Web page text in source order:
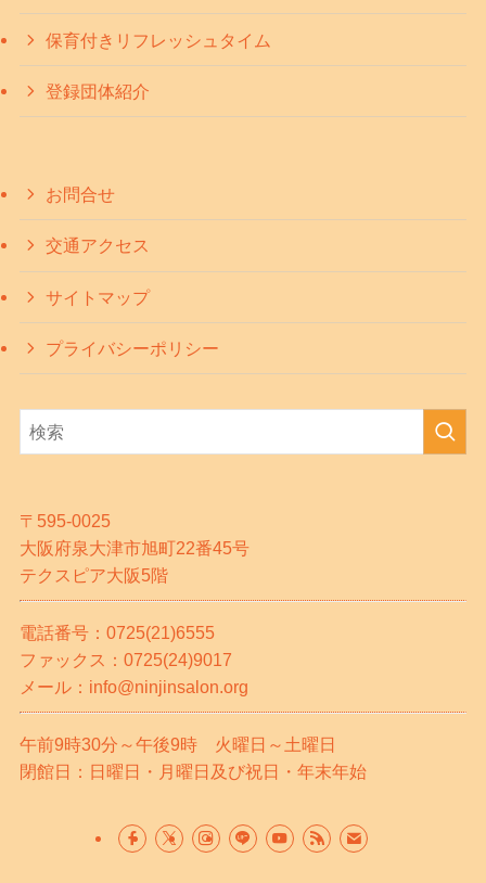
保育付きリフレッシュタイム
登録団体紹介
お問合せ
交通アクセス
サイトマップ
プライバシーポリシー
〒595-0025
大阪府泉大津市旭町22番45号
テクスピア大阪5階
電話番号：0725(21)6555
ファックス：0725(24)9017
メール：info@ninjinsalon.org
午前9時30分～午後9時 火曜日～土曜日
閉館日：日曜日・月曜日及び祝日・年末年始